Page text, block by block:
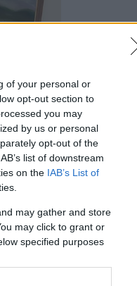
of your personal or
opt-out section to
you may
by us or personal
opt-out of the
list of downstream
on the IAB’s List of
may gather and store
may click to grant or
specified purposes